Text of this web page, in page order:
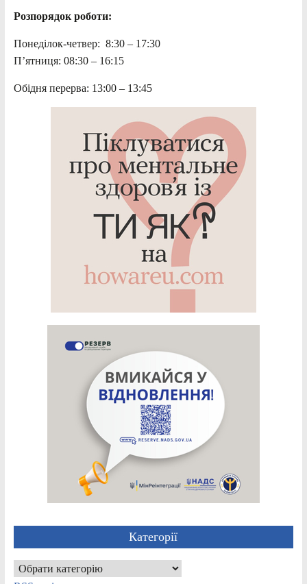
Розпорядок роботи:
Понеділок-четвер: 8:30 – 17:30
П’ятниця: 08:30 – 16:15
Обідня перерва: 13:00 – 13:45
Категорії
Категорії